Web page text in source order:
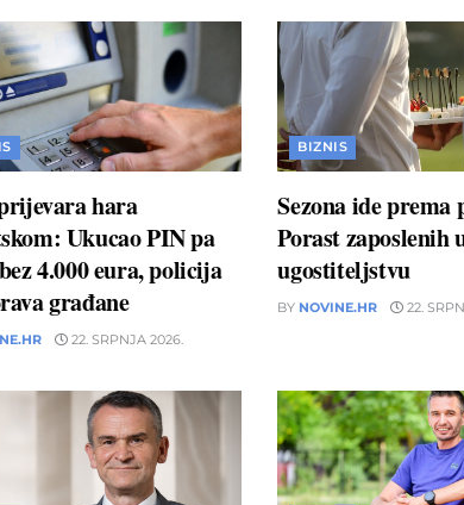
hara
Ukucao PIN pa
4.000 eura, policija
građane
22. SRPNJA 2026.
BIZNIS
Sezona ide prema
Porast zaposlenih
ugostiteljstvu
BY NOVINE.HR 22.